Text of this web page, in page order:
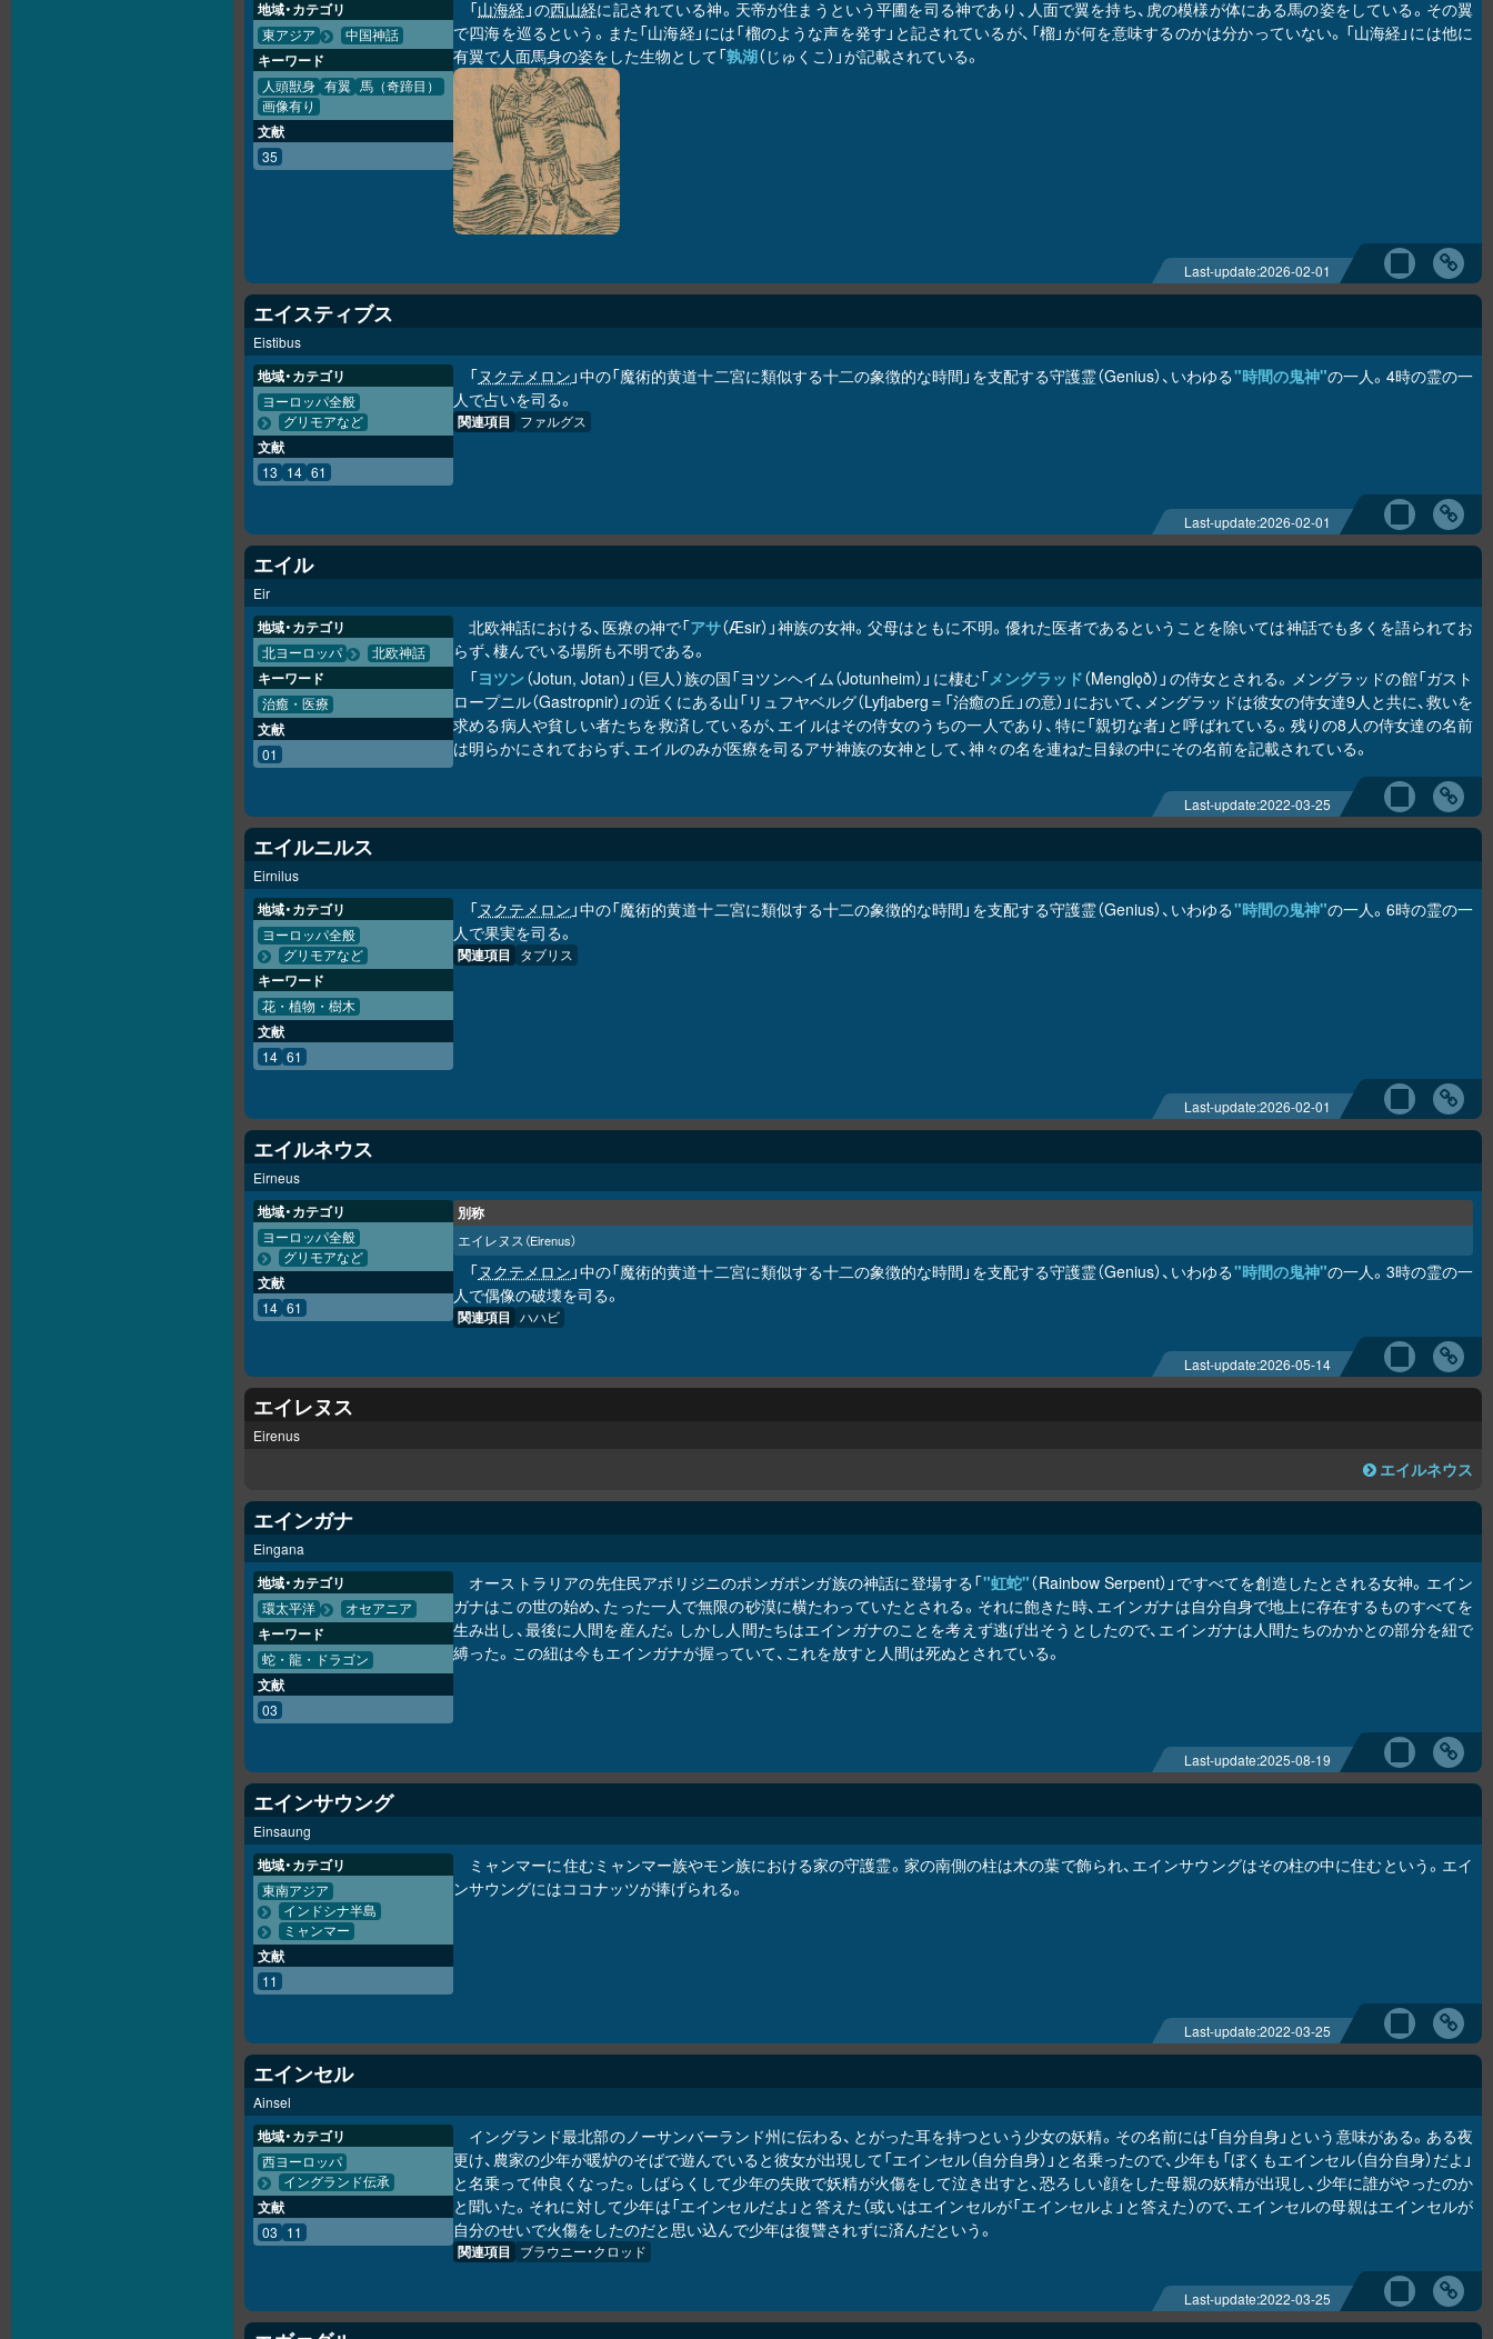
「山海経 」の西山経に記されている神。天帝が住まうという平圃を司る神であり、人面で翼を持ち、虎の模様が体にある馬の姿をしている。その翼
で四海を巡るという。また「山海経」には「榴のような声を発す」と記されているが、「榴」が何を意味するのかは分かっていない。「山海経」には他に
有翼で人面馬身の姿をした生物として「孰湖（じゅくこ）」が記載されている。
地域・カテゴリ
東アジア 中国神話
キーワード
人頭獣身 有翼 馬（奇蹄目）
画像有り
文献
35
Last-update:2026-02-01
エイスティブス
Eistibus
「ヌクテメロン 」中の「魔術的黄道十二宮に類似する十二の象徴的な時間」を支配する守護霊（Genius）、いわゆる"時間の鬼神"の一人。4時の霊の一
人で占いを司る。
関連項目 ファルグス
地域・カテゴリ
ヨーロッパ全般
グリモアなど
文献
13 14 61
Last-update:2026-02-01
エイル
Eir
北欧神話における、医療の神で「アサ（Æsir）」神族の女神。父母はともに不明。優れた医者であるということを除いては神話でも多くを語られてお
らず、棲んでいる場所も不明である。
「ヨツン （Jotun, Jotan）」（巨人）族の国「ヨツンヘイム（Jotunheim）」に棲む「メングラッド（Menglǫð）」の侍女とされる。メングラッドの館「ガスト
ロープニル（Gastropnir）」の近くにある山「リュフヤベルグ（Lyfjaberg＝「治癒の丘」の意）」において、メングラッドは彼女の侍女達9人と共に、救いを
求める病人や貧しい者たちを救済しているが、エイルはその侍女のうちの一人であり、特に「親切な者」と呼ばれている。残りの8人の侍女達の名前
は明らかにされておらず、エイルのみが医療を司るアサ神族の女神として、神々の名を連ねた目録の中にその名前を記載されている。
地域・カテゴリ
北ヨーロッパ 北欧神話
キーワード
治癒・医療
文献
01
Last-update:2022-03-25
エイルニルス
Eirnilus
「ヌクテメロン 」中の「魔術的黄道十二宮に類似する十二の象徴的な時間」を支配する守護霊（Genius）、いわゆる"時間の鬼神"の一人。6時の霊の一
人で果実を司る。
関連項目 タブリス
地域・カテゴリ
ヨーロッパ全般
グリモアなど
キーワード
花・植物・樹木
文献
14 61
Last-update:2026-02-01
エイルネウス
Eirneus
別称
エイレヌス （Eirenus）
「ヌクテメロン 」中の「魔術的黄道十二宮に類似する十二の象徴的な時間」を支配する守護霊（Genius）、いわゆる"時間の鬼神"の一人。3時の霊の一
人で偶像の破壊を司る。
関連項目 ハハビ
地域・カテゴリ
ヨーロッパ全般
グリモアなど
文献
14 61
Last-update:2026-05-14
エイレヌス
Eirenus
エイルネウス
エインガナ
Eingana
オーストラリアの先住民アボリジニのポンガポンガ族の神話に登場する「"虹蛇"（Rainbow Serpent）」ですべてを創造したとされる女神。エイン
ガナはこの世の始め、たった一人で無限の砂漠に横たわっていたとされる。それに飽きた時、エインガナは自分自身で地上に存在するものすべてを
生み出し、最後に人間を産んだ。しかし人間たちはエインガナのことを考えず逃げ出そうとしたので、エインガナは人間たちのかかとの部分を紐で
縛った。この紐は今もエインガナが握っていて、これを放すと人間は死ぬとされている。
地域・カテゴリ
環太平洋 オセアニア
キーワード
蛇・龍・ドラゴン
文献
03
Last-update:2025-08-19
エインサウング
Einsaung
ミャンマーに住むミャンマー族やモン族における家の守護霊。家の南側の柱は木の葉で飾られ、エインサウングはその柱の中に住むという。エイ
ンサウングにはココナッツが捧げられる。
地域・カテゴリ
東南アジア
インドシナ半島
ミャンマー
文献
11
Last-update:2022-03-25
エインセル
Ainsel
イングランド最北部のノーサンバーランド州に伝わる、とがった耳を持つという少女の妖精。その名前には「自分自身」という意味がある。ある夜
更け、農家の少年が暖炉のそばで遊んでいると彼女が出現して「エインセル（自分自身）」と名乗ったので、少年も「ぼくもエインセル（自分自身）だよ」
と名乗って仲良くなった。しばらくして少年の失敗で妖精が火傷をして泣き出すと、恐ろしい顔をした母親の妖精が出現し、少年に誰がやったのか
と聞いた。それに対して少年は「エインセルだよ」と答えた（或いはエインセルが「エインセルよ」と答えた）ので、エインセルの母親はエインセルが
自分のせいで火傷をしたのだと思い込んで少年は復讐されずに済んだという。
関連項目 ブラウニー・クロッド
地域・カテゴリ
西ヨーロッパ
イングランド伝承
文献
03 11
Last-update:2022-03-25